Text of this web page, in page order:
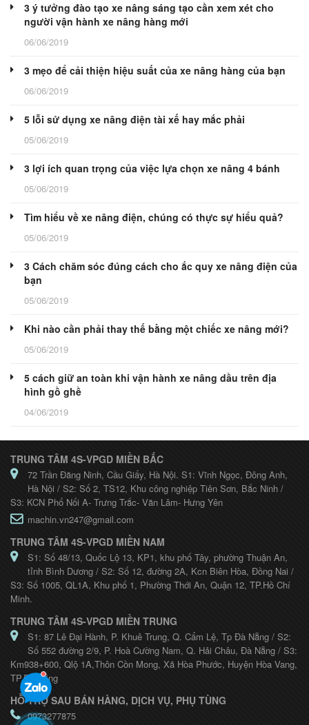
3 ý tưởng đào tạo xe nâng sáng tạo cần xem xét cho
người vận hành xe nâng hàng mới
06/06/2019
3 mẹo để cải thiện hiệu suất của xe nâng hàng của bạn
06/06/2019
5 lỗi sử dụng xe nâng điện tài xế hay mắc phải
05/06/2019
3 lợi ích quan trọng của việc lựa chọn xe nâng 4 bánh
05/06/2019
Tìm hiểu về xe nâng điện, chúng có thực sự hiểu quả?
05/06/2019
3 Cách chăm sóc đúng cách cho ắc quy xe nâng điện của
bạn
05/06/2019
Khi nào cần phải thay thế bằng một chiếc xe nâng mới?
05/06/2019
5 cách giữ an toàn khi vận hành xe nâng dầu trên địa
hình gồ ghề
04/06/2019
TRUNG TÂM 4S-VPGD MIỀN BẮC
72 Trần Đăng Ninh, Cầu Giấy, Hà Nội. S1: Vĩnh Ngọc, Đông Anh,
Hà Nội / S2: Số 2, TS12, Khu công nghiệp Tiên Sơn, Bắc Ninh /
S3: KCN Phố Nối A- Trưng Trắc- Văn Lâm- Hưng Yên
machin.vn247@gmail.com
TRUNG TÂM 4S-VPGD MIỀN NAM
S1: Số 48/13, Quốc Lộ 13, KP1, khu phố Tây, phường Thuận An,
tỉnh Bình Dương / S2: Số 12, đường 2A, Kcn Biên Hòa, Đồng Nai /
S3: Số 1005, QL1A, Khu phố 1, Phường Thới An, Quận 12, TP.Hồ Chí
Minh.
TRUNG TÂM 4S-VPGD MIỀN TRUNG
S1: 87 Lê Đại Hành, P. Khuê Trung, Q. Cẩm Lệ, Tp Đà Nẵng / S2:
Số 552 đường 2/9, P. Hoà Cường Nam, Q. Hải Châu, Đà Nẵng / S3:
Km938+600, Qlộ 1A,Thôn Cồn Mong, Xã Hòa Phước, Huyện Hòa Vang,
TP.Đà Nẵng
HỖ TRỢ SAU BÁN HÀNG, DỊCH VỤ, PHỤ TÙNG
0973277875